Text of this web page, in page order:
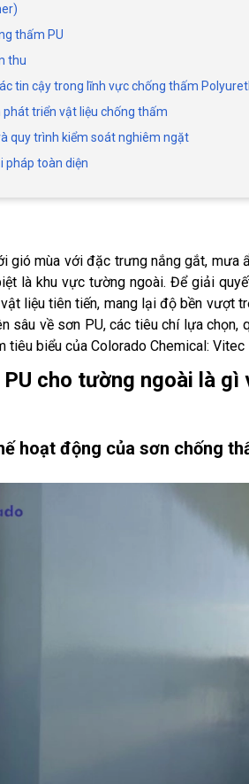
thấm PU
thu
tin cậy trong lĩnh vực chống thấm
phát triển vật liệu chống thấm
quy trình kiểm soát nghiêm ngặt
pháp toàn diện
gió mùa với đặc trưng nắng gắt,
là khu vực tường ngoài. Để giải
liệu tiên tiến, mang lại độ bền vượt
sâu về sơn PU, các tiêu chí lựa
tiêu biểu của Colorado Chemical:
cho tường ngoài là
hoạt động của sơn chống